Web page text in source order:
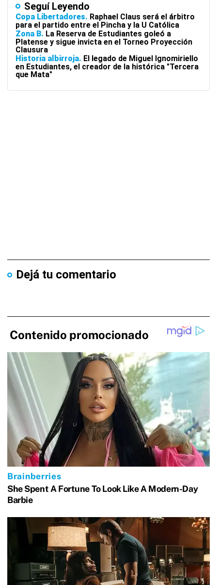
Seguí Leyendo
Copa Libertadores Raphael Claus será el árbitro
para el partido entre el Pincha y la U Católica
Zona B La Reserva de Estudiantes goleó a
Platense y sigue invicta en el Torneo Proyección
Clausura
Historia albirroja El legado de Miguel Ignomiriello
en Estudiantes, el creador de la histórica "Tercera
que Mata"
Dejá tu comentario